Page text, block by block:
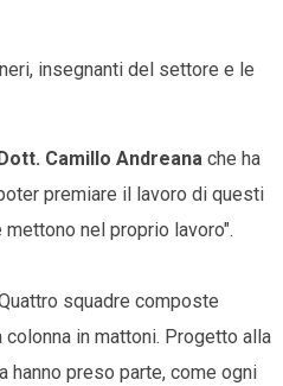
insegnanti del settore e le
Camillo Andreana che ha
premiare il lavoro di questi
nel proprio lavoro".
squadre composte
in mattoni. Progetto alla
hanno preso parte, come ogni